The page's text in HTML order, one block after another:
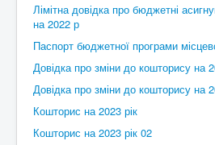
Лімітна довідка про бюджетні
на 2022 р
Паспорт бюджетної програми
Довідка про зміни до кошторису на
Довідка про зміни до кошторису на
Кошторис на 2023 рік
Кошторис на 2023 рік 02